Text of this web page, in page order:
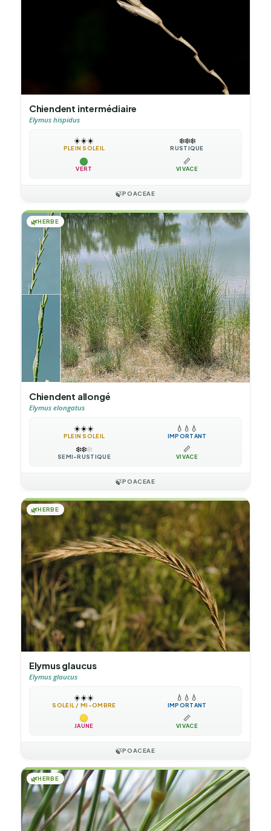
Chiendent intermédiaire
Elymus hispidus
☀️☀️☀️
PLEIN SOLEIL
❄️❄️❄️
RUSTIQUE
VERT
📏
VIVACE
🍃POACEAE
🌿HERBE
Chiendent allongé
Elymus elongatus
☀️☀️☀️
PLEIN SOLEIL
💧 💧 💧
IMPORTANT
❄️❄️❄️
SEMI-RUSTIQUE
📏
VIVACE
🍃POACEAE
🌿HERBE
Elymus glaucus
Elymus glaucus
☀️☀️☀️
SOLEIL / MI-OMBRE
💧 💧 💧
IMPORTANT
JAUNE
📏
VIVACE
🍃POACEAE
🌿HERBE